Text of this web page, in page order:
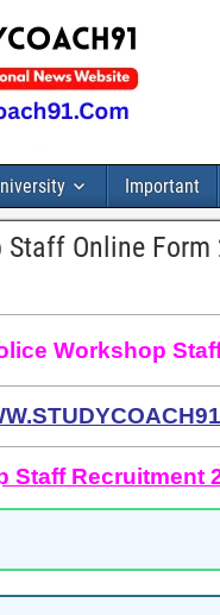
Important
Staff Online Form
Workshop
Staff Recruitment